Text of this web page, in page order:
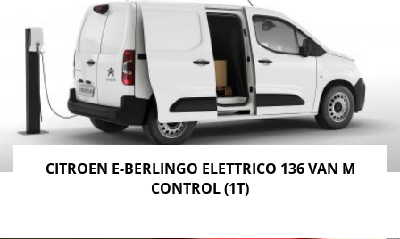
CITROEN E-BERLINGO ELETTRICO 136 VAN M
CONTROL (1T)